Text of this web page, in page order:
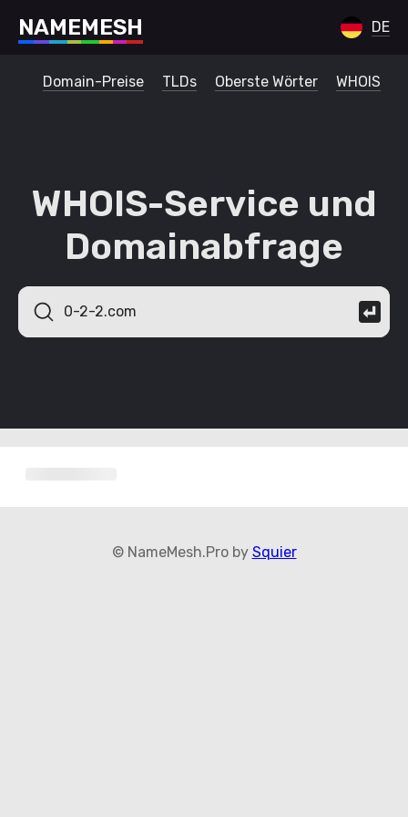
NAMEMESH DE
Domain-Preise TLDs Oberste Wörter WHOIS
WHOIS-Service und
Domainabfrage
© NameMesh.Pro by Squier